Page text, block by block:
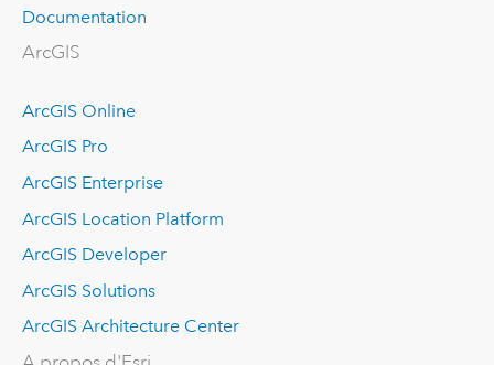
Documentation
ArcGIS
ArcGIS Online
ArcGIS Pro
ArcGIS Enterprise
ArcGIS Location Platform
ArcGIS Developer
ArcGIS Solutions
ArcGIS Architecture Center